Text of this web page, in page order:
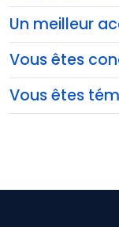
Un meilleur
Vous êtes
Vous êtes